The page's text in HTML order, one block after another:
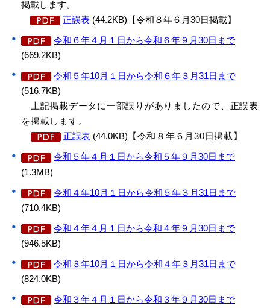
掲載します。
正誤表 (44.2KB)【令和８年６月30日掲載】
令和６年４月１日から令和６年９月30日まで
(669.2KB)
令和５年10月１日から令和６年３月31日まで
(516.7KB)
上記掲載データに一部誤りがありましたので、正誤表
を掲載します。
正誤表(44.0KB) 【令和８年６月30日掲載】
令和５年４月１日から令和５年９月30日まで
(1.3MB)
令和４年10月１日から令和５年３月31日まで
(710.4KB)
令和４年４月１日から令和４年９月30日まで
(946.5KB)
令和３年10月１日から令和４年３月31日まで
(824.0KB)
令和３年４月１日から令和３年９月30日まで